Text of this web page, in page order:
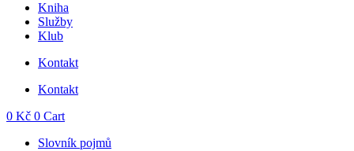
Kniha
Služby
Klub
Kontakt
Kontakt
0 Kč 0 Cart
Slovník pojmů